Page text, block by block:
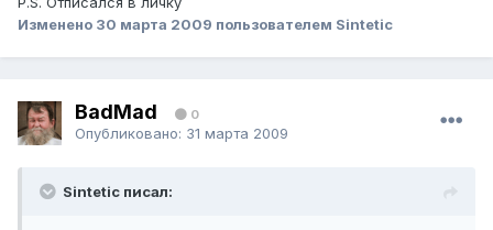
Изменено 30 марта 2009 пользователем Sintetic
BadMad 0
Опубликовано: 31 марта 2009
Sintetic писал: